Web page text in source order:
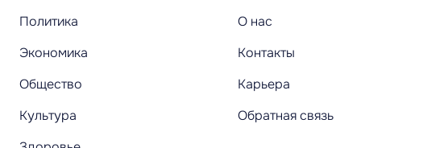
Политика
Экономика
Общество
Культура
О нас
Контакты
Карьера
Обратная связь